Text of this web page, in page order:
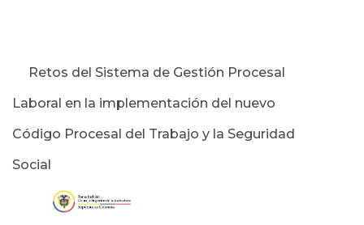
Retos del Sistema de Gestión Procesal
Laboral en la implementación del nuevo
Código Procesal del Trabajo y la Seguridad
Social